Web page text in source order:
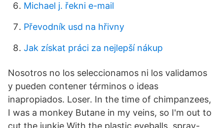
Michael j. řekni e-mail
Převodník usd na hřivny
Jak získat práci za nejlepší nákup
Nosotros no los seleccionamos ni los validamos
y pueden contener términos o ideas
inapropiados. Loser. In the time of chimpanzees,
I was a monkey Butane in my veins, so I'm out to
cut the junkie With the plastic eyeballs, spray-